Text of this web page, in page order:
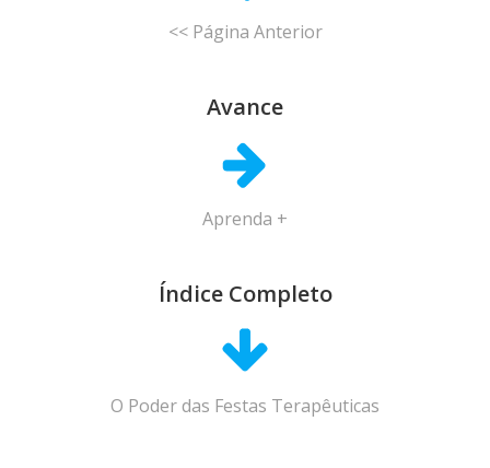
<< Página Anterior
Avance
Aprenda +
Índice Completo
O Poder das Festas Terapêuticas